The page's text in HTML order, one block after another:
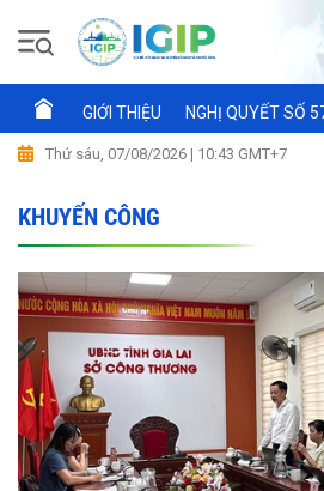
GIỚI THIỆU NGHỊ QUYẾT SỐ
Thứ sáu, 07/08/2026 | 10:43 GMT+7
KHUYẾN CÔNG